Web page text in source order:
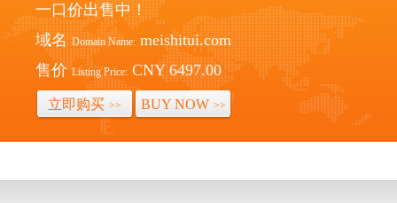
一口价出售中！
域名 Domain Name: meishitui.com
售价 Listing Price: CNY 6497.00
立即购买 >> BUY NOW >>